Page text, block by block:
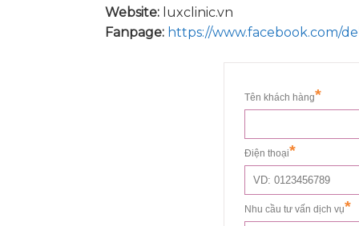
Website:luxclinic.vn
Fanpage: https://www.facebook.com/